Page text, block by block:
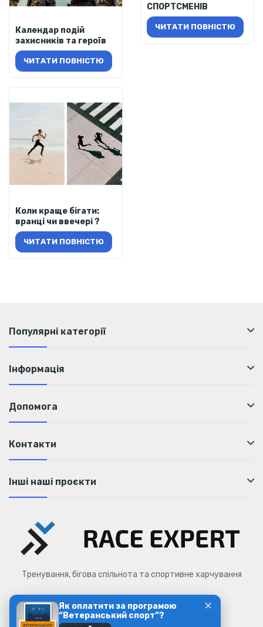
Календар подій
захисників та героїв
ЧИТАТИ ПОВНІСТЮ
СПОРТСМЕНІВ
ЧИТАТИ ПОВНІСТЮ
Коли краще бігати:
вранці чи ввечері ?
ЧИТАТИ ПОВНІСТЮ
Популярні категорії
Інформація
Допомога
Контакти
Інші наші проєкти
Тренування, бігова спільнота та спортивне харчування
Race Expert © 2026 ✕
Як оплатити за програмою
“Ветеранський спорт”?